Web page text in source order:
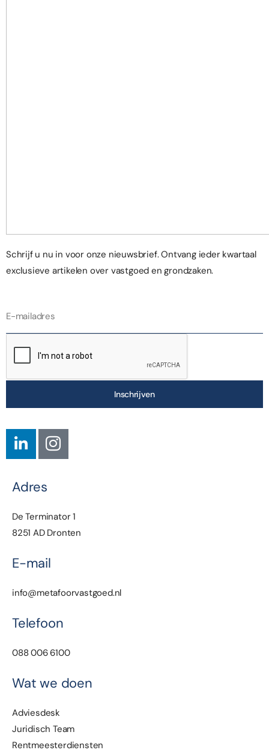
Schrijf u nu in voor onze nieuwsbrief. Ontvang ieder kwartaal
exclusieve artikelen over vastgoed en grondzaken.
Inschrijven
Adres
De Terminator 1
8251 AD Dronten
E-mail
info@metafoorvastgoed.nl
Telefoon
088 006 6100
Wat we doen
Adviesdesk
Juridisch Team
Rentmeesterdiensten